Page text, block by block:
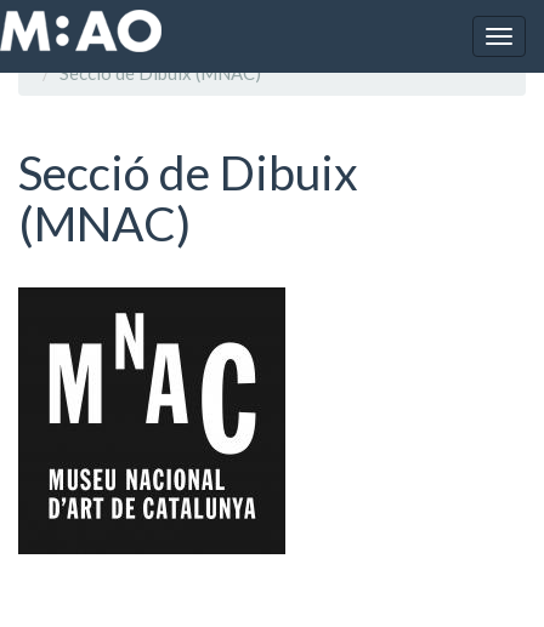
Vés al contingut
Inici
Museu Nacional d'Art de Catalunya
Secció de Dibuix (MNAC)
Secció de Dibuix
(MNAC)